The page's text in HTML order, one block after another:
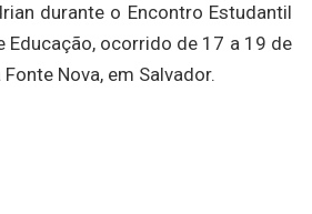
durante o Encontro Estudantil
Educação, ocorrido de 17 a 19 de
Nova, em Salvador.